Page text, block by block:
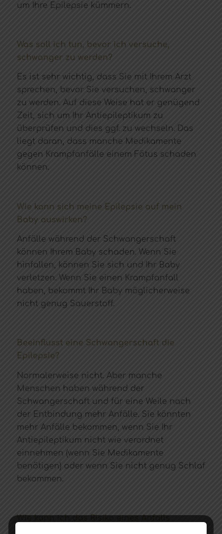
um Ihre Epilepsie kümmern.
Was soll ich tun, bevor ich versuche,
schwanger zu werden?
Es ist sehr wichtig, dass Sie mit Ihrem Arzt
sprechen, bevor Sie versuchen, schwanger
zu werden. Auf diese Weise hat er genügend
Zeit, sich um Ihr Antiepileptikum zu
überprüfen und dies ggf. zu wechseln. Das
liegt daran, dass manche Medikamente
gegen Krampfanfälle einem Fötus schaden
können.
Wie kann sich meine Epilepsie auf mein
Baby auswirken?
Anfälle während der Schwangerschaft
können Ihrem Baby schaden. Wenn Sie
hinfallen, können Sie sich und Ihr Baby
verletzen. Wenn Sie einen Krampfanfall
haben, bekommt Ihr Baby möglicherweise
nicht genug Sauerstoff.
Beeinflusst eine Schwangerschaft die
Epilepsie?
Normalerweise nicht. Aber manche
Menschen haben während der
Schwangerschaft und für eine Weile nach
der Entbindung mehr Anfälle. Sie könnten
mehr Anfälle bekommen, wenn Sie Ihr
Antiepileptikum nicht wie verordnet
einnehmen (wenn Sie Medikamente
benötigen) oder wenn Sie nicht genug Schlaf
bekommen.
Wie kann ich das Risiko eines Anfalls